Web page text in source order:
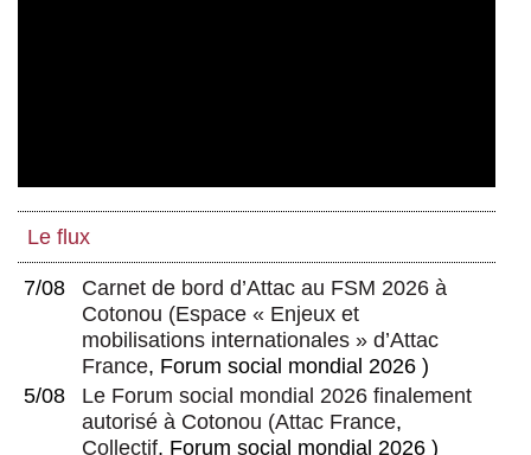
Le flux
7/08
Carnet de bord d’Attac au FSM 2026 à
Cotonou (Espace « Enjeux et
mobilisations internationales » d’Attac
France, Forum social mondial 2026 )
5/08
Le Forum social mondial 2026 finalement
autorisé à Cotonou (Attac France,
Collectif, Forum social mondial 2026 )